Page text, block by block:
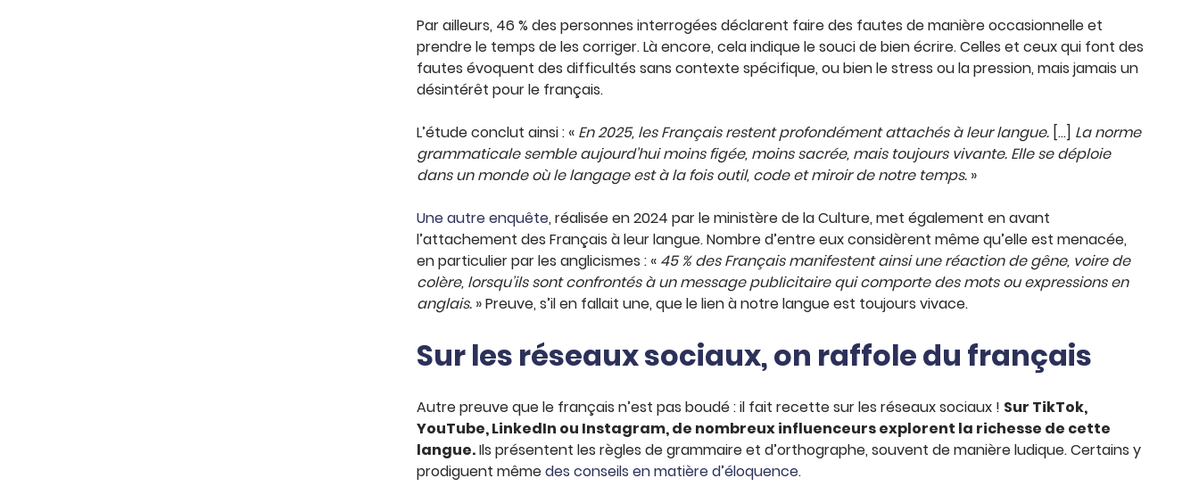
Par ailleurs, 46 % des personnes interrogées déclarent faire des fautes de manière occasionnelle et
prendre le temps de les corriger. Là encore, cela indique le souci de bien écrire. Celles et ceux qui font des
fautes évoquent des difficultés sans contexte spécifique, ou bien le stress ou la pression, mais jamais un
désintérêt pour le français.
L’étude conclut ainsi : « En 2025, les Français restent profondément attachés à leur langue.[…] La norme
grammaticale semble aujourd’hui moins figée, moins sacrée, mais toujours vivante. Elle se déploie
dans un monde où le langage est à la fois outil, code et miroir de notre temps.»
Une autre enquête, réalisée en 2024 par le ministère de la Culture, met également en avant
l’attachement des Français à leur langue. Nombre d’entre eux considèrent même qu’elle est menacée,
en particulier par les anglicismes : « 45 % des Français manifestent ainsi une réaction de gêne, voire de
colère, lorsqu’ils sont confrontés à un message publicitaire qui comporte des mots ou expressions en
anglais.» Preuve, s’il en fallait une, que le lien à notre langue est toujours vivace.
Sur les réseaux sociaux, on raffole du français
Autre preuve que le français n’est pas boudé : il fait recette sur les réseaux sociaux ! Sur TikTok,
YouTube, LinkedIn ou Instagram, de nombreux influenceurs explorent la richesse de cette
langue.Ils présentent les règles de grammaire et d’orthographe, souvent de manière ludique. Certains y
prodiguent mêmedes conseils en matière d’éloquence.